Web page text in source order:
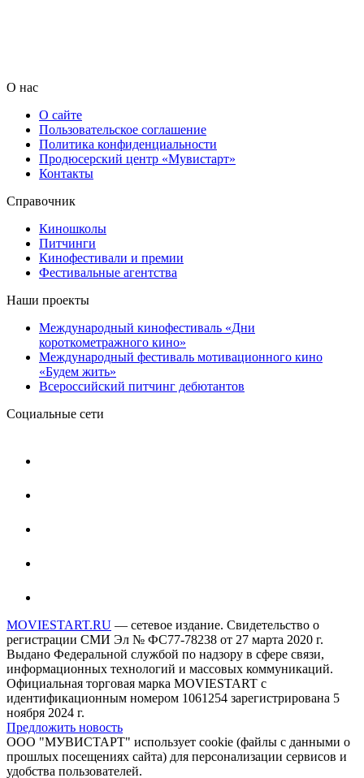
О нас
О сайте
Пользовательское соглашение
Политика конфиденциальности
Продюсерский центр «Мувистарт»
Контакты
Справочник
Киношколы
Питчинги
Кинофестивали и премии
Фестивальные агентства
Наши проекты
Международный кинофестиваль «Дни
короткометражного кино»
Международный фестиваль мотивационного кино
«Будем жить»
Всероссийский питчинг дебютантов
Социальные сети
MOVIESTART.RU — сетевое издание. Свидетельство о
регистрации СМИ Эл № ФС77-78238 от 27 марта 2020 г.
Выдано Федеральной службой по надзору в сфере связи,
информационных технологий и массовых коммуникаций.
Официальная торговая марка MOVIESTART с
идентификационным номером 1061254 зарегистрирована 5
ноября 2024 г.
Предложить новость
ООО "МУВИСТАРТ" использует cookie (файлы с данными о
прошлых посещениях сайта) для персонализации сервисов и
удобства пользователей.